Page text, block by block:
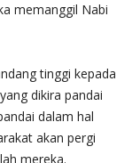
memanggil Nabi
tinggi kepada
dikira pandai
dalam hal
akan pergi
mereka.